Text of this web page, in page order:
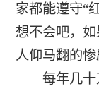
家都能遵守“
想不会吧，
人仰马翻的
——每年几十